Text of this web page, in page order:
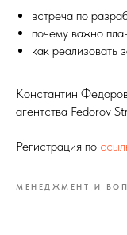
встреча по
почему важно
как реализовать
Константин
агентства Fedorov
Регистрация по
МЕНЕДЖМЕНТ И